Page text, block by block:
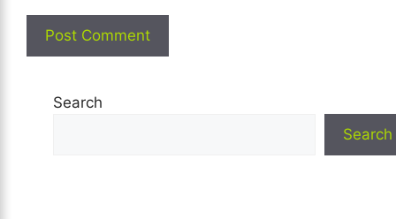
Search
Search